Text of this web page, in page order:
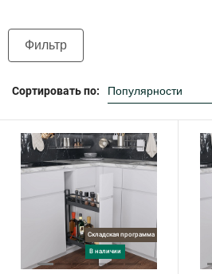
Фильтр
Сортировать по:
Складская программа
в наличии